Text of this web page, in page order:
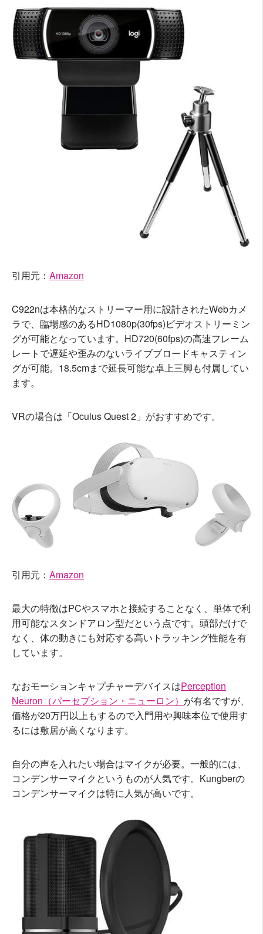
引用元： Amazon
C922nは本格的なストリーマー用に設計されたWebカメ
ラで、臨場感のあるHD1080p(30fps)ビデオストリーミン
グが可能となっています。HD720(60fps)の高速フレーム
レートで遅延や歪みのないライブブロードキャスティン
グが可能。18.5cmまで延長可能な卓上三脚も付属してい
ます。
VRの場合は「Oculus Quest 2」がおすすめです。
引用元： Amazon
最大の特徴はPCやスマホと接続することなく、単体で利
用可能なスタンドアロン型だという点です。頭部だけで
なく、体の動きにも対応する高いトラッキング性能を有
しています。
なおモーションキャプチャーデバイスはPerception
Neuron（パーセプション・ニューロン） が有名ですが、
価格が20万円以上もするので入門用や興味本位で使用す
るには敷居が高くなります。
自分の声を入れたい場合はマイクが必要。一般的には、
コンデンサーマイクというものが人気です。Kungberの
コンデンサーマイクは特に人気が高いです。